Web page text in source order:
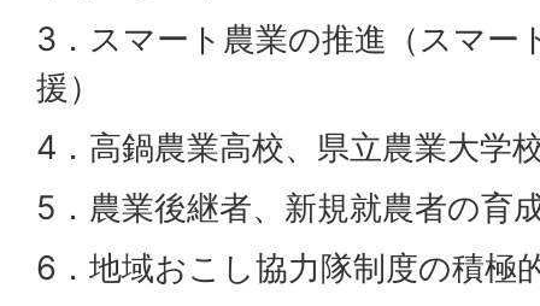
3．スマート農業の推進（スマー
援）
4．高鍋農業高校、県立農業大学
5．農業後継者、新規就農者の育
6．地域おこし協力隊制度の積極